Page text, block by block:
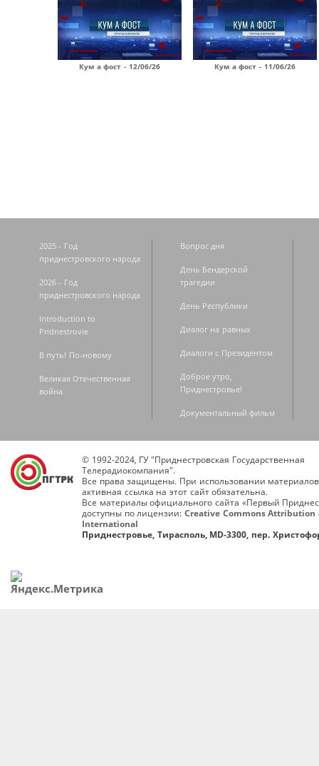
Кум а фост - 12/06/26 Кум а фост - 11/06/26
2025 - Год
приднестровского народа
2026 - Год
приднестровского народа
Introduction to
Pridnestrovie
В путь! По-новому
Великая Отечественная
война
Вопрос дня
День Бендерской
трагедии
День Республики
Диалог на равных
Диалоги с Президентом
Доброе утро,
Приднестровье!
Документальный фильм
© 1992-2024, ГУ "Приднестровская Государственная
Телерадиокомпания".
Все права защищены. При использовании
активная ссылка на этот сайт обязательна.
Все материалы официального сайта «Первый
доступны по лицензии: Creative Commons Attribution
International
Приднестровье, Тирасполь, MD-3300, пер.